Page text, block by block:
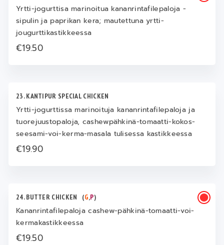
Yrtti-jogurttisa marinoitua kananrintafilepaloja -
sipulin ja paprikan kera; mautettuna yrtti-
jougurttikastikkeessa
€19.50
23. KANTIPUR SPECIAL CHICKEN
Yrtti-jogurttissa marinoituja kananrintafilepaloja ja
tuorejuustopaloja, cashewpähkinä-tomaatti-kokos-
seesami-voi-kerma-masala tulisessa kastikkeessa
€19.90
24. BUTTER CHICKEN (G,P)
Kananrintafilepaloja cashew-pähkinä-tomaatti-voi-
kermakastikkeessa
€19.50